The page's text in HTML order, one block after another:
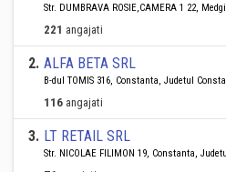
Str. DUMBRAVA ROSIE,CAMERA 1 22,
221 angajati
2. ALFA BETA SRL
B-dul TOMIS 316, Constanta, Judetul
116 angajati
3. LT RETAIL SRL
Str. NICOLAE FILIMON 19, Constanta,